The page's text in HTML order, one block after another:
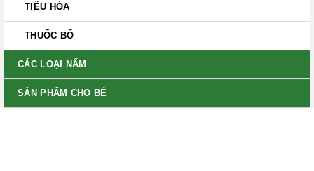
TIÊU HÓA
THUỐC BỔ
CÁC LOẠI NẤM
SẢN PHẨM CHO BÉ